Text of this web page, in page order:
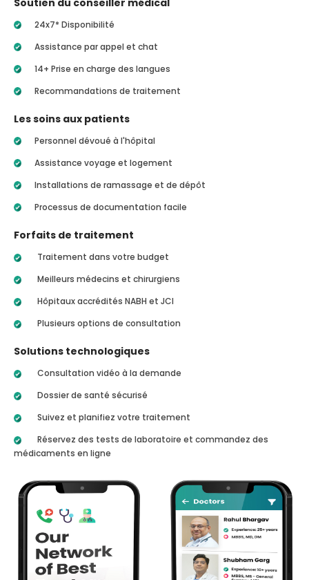
Soutien du conseiller médical
24x7* Disponibilité
Assistance par appel et chat
14+ Prise en charge des langues
Recommandations de traitement
Les soins aux patients
Personnel dévoué à l'hôpital
Assistance voyage et logement
Installations de ramassage et de dépôt
Processus de documentation facile
Forfaits de traitement
Traitement dans votre budget
Meilleurs médecins et chirurgiens
Hôpitaux accrédités NABH et JCI
Plusieurs options de consultation
Solutions technologiques
Consultation vidéo à la demande
Dossier de santé sécurisé
Suivez et planifiez votre traitement
Réservez des tests de laboratoire et commandez des
médicaments en ligne